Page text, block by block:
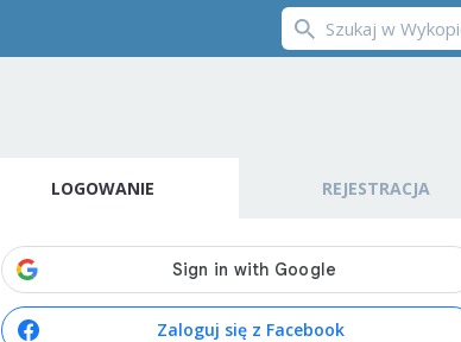
LOGOWANIE REJESTRACJA
Zaloguj się z Facebook